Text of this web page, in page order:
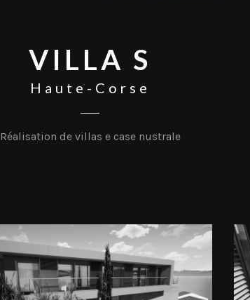
VILLA S
Haute-Corse
Réalisation de villas e case nustrale